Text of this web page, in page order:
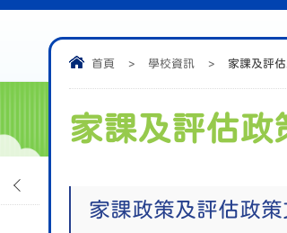
首頁 > 學校資訊 > 家課及評
家課及評估政
家課政策及評估政策